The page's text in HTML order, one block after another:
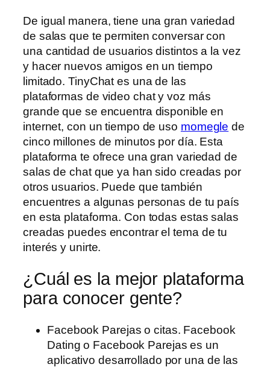
De igual manera, tiene una gran variedad
de salas que te permiten conversar con
una cantidad de usuarios distintos a la vez
y hacer nuevos amigos en un tiempo
limitado. TinyChat es una de las
plataformas de video chat y voz más
grande que se encuentra disponible en
internet, con un tiempo de uso momegle de
cinco millones de minutos por día. Esta
plataforma te ofrece una gran variedad de
salas de chat que ya han sido creadas por
otros usuarios. Puede que también
encuentres a algunas personas de tu país
en esta plataforma. Con todas estas salas
creadas puedes encontrar el tema de tu
interés y unirte.
¿Cuál es la mejor plataforma
para conocer gente?
Facebook Parejas o citas. Facebook
Dating o Facebook Parejas es un
aplicativo desarrollado por una de las